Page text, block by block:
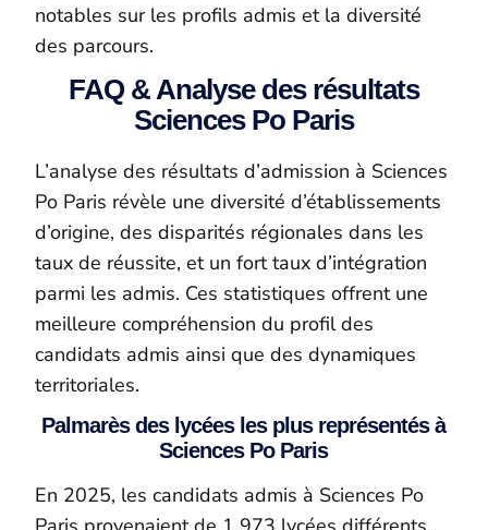
notables sur les profils admis et la diversité
des parcours.
FAQ & Analyse des résultats
Sciences Po Paris
L’analyse des résultats d’admission à Sciences
Po Paris révèle une diversité d’établissements
d’origine, des disparités régionales dans les
taux de réussite, et un fort taux d’intégration
parmi les admis. Ces statistiques offrent une
meilleure compréhension du profil des
candidats admis ainsi que des dynamiques
territoriales.
Palmarès des lycées les plus représentés à
Sciences Po Paris
En 2025, les candidats admis à Sciences Po